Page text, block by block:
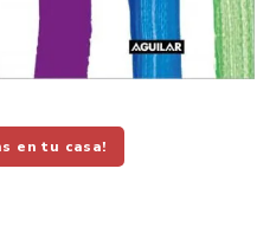
en tu casa!